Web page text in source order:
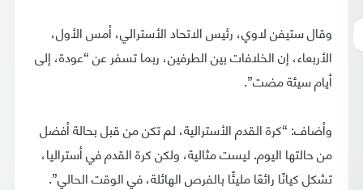
وقال ستيفن لاوي، رئيس الاتحاد الأسترالي، أمس الأول،
الأربعاء، إن الخلافات بين الطرفين، ربما تسفر عن “عودة، إلى
أيام سيئة مضت”.
وأضاف: “كرة القدم الأسترالية، لم تكن من قبل بحالة أفضل
من حالتها اليوم. ليست مثالية، ولكن كرة القدم في أستراليا،
تشكل كيانًا رائعًا مليئًا بالفرص الهائلة، في الوقت الحالي”.